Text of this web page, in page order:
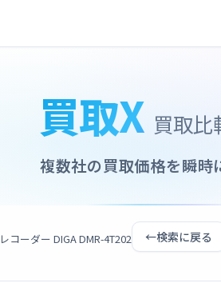
買取X 買取比
複数社の買取価格を瞬時
コーダー DIGA DMR-4T202 ←検索に戻る